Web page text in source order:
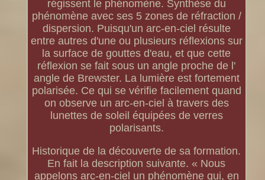
régissent le phénomène. Synthèse du
phénomène avec ses 5 zones de réfraction /
dispersion. Puisqu'un arc-en-ciel résulte
entre autres d'une ou plusieurs réflexions sur
la surface de gouttes d'eau, et que cette
réflexion se fait sous un angle proche de l'
angle de Brewster. La lumière est fortement
polarisée. Ce qui se vérifie facilement quand
on observe un arc-en-ciel à travers des
lunettes de soleil équipées de verres
polarisants.
Historique de la découverte de sa formation.
En fait la description suivante. « Nous
appelons arc-en-ciel un phénomène qui, en